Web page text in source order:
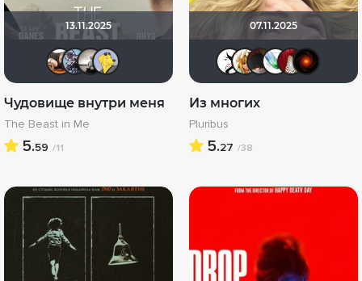
13.11.2025
бухгалтерр007
Mr Peanutbutter
Чудовище внутри меня
The Beast in Me
5.59 /11
07.11.2025
ten_am
Из многих
Pluribus
5.27 /38